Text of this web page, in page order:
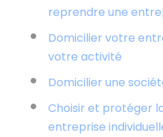
reprendre une
Domicilier votre
votre activité
Domicilier une
Choisir et protéger
entreprise